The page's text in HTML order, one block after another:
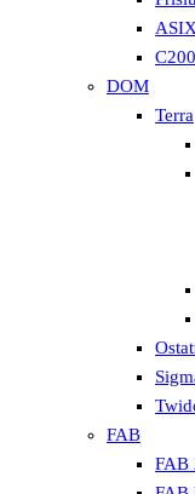
DOM
Terra
FAB
FAB